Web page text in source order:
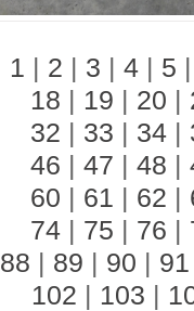
1 2 3 4 5
18
19 20
32
33 34
46
47 48
60
61 62
74
75 76
88
89 90 91
102
103